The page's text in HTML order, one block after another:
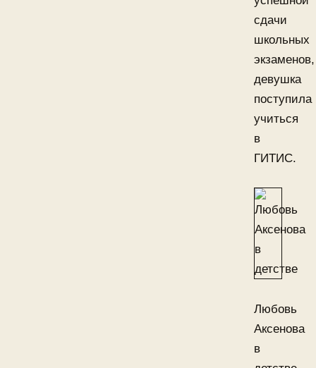
сдачи
школьных
экзаменов,
девушка
поступила
учиться
в
ГИТИС.
Любовь
Аксенова
в